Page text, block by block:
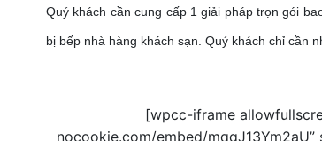
Quý khách cần cung cấp 1 giải pháp trọn gói
bị bếp nhà hàng khách sạn. Quý khách chỉ cần
[wpcc-iframe
nocookie.com/embed/